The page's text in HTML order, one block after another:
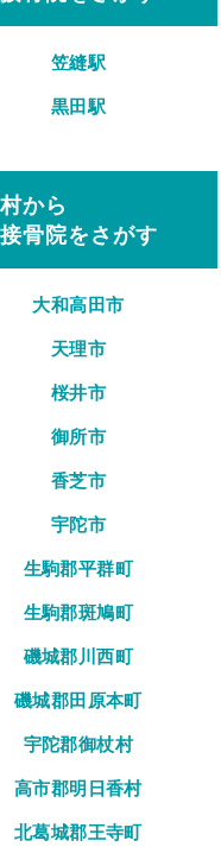
笠縫駅
黒田駅
から
骨院をさがす
大和高田市
天理市
桜井市
御所市
香芝市
宇陀市
生駒郡平群町
生駒郡斑鳩町
磯城郡川西町
磯城郡田原本町
宇陀郡御杖村
高市郡明日香村
北葛城郡王寺町